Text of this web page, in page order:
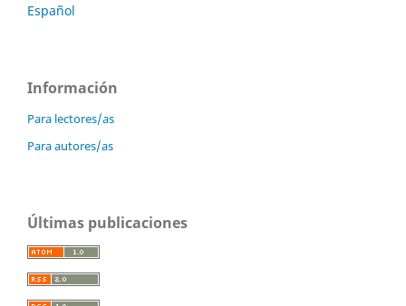
Español
Información
Para lectores/as
Para autores/as
Últimas publicaciones